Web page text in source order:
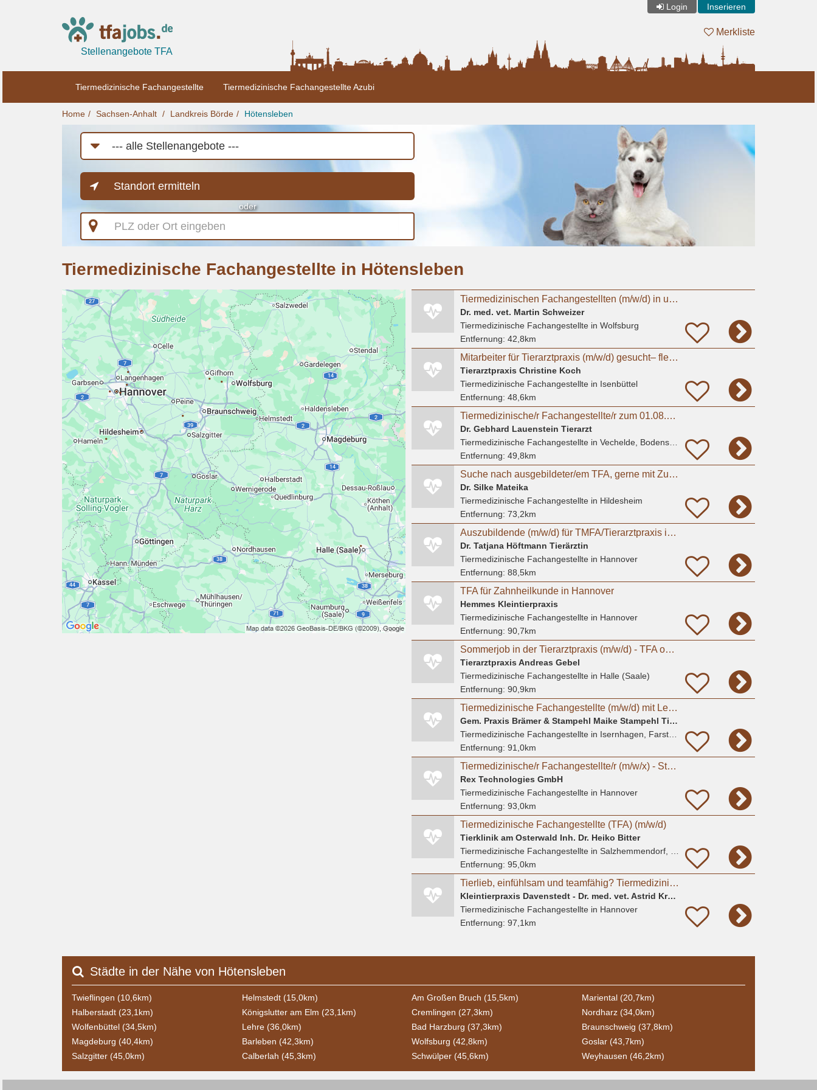
Login Inserieren
Stellenangebote TFA
Merkliste
Tiermedizinische Fachangestellte Tiermedizinische Fachangestellte Azubi
Home Sachsen-Anhalt Landkreis Börde Hötensleben
Job-
Kategorie
Standort ermitteln
oder
PLZ
oder
Ort
Tiermedizinische Fachangestellte in Hötensleben
Tiermedizinischen Fachangestellten (m/w/d) in unserer Kleintierarztpraxis in Fallersleben
Dr. med. vet. Martin Schweizer
Tiermedizinische Fachangestelltein Wolfsburg
Entfernung: 42,8km
Mitarbeiter für Tierarztpraxis (m/w/d) gesucht– flexible Arbeitszeiten, moderne Praxis
Tierarztpraxis Christine Koch
Tiermedizinische Fachangestelltein Isenbüttel
Entfernung: 48,6km
Tiermedizinische/r Fachangestellte/r zum 01.08.2026
Dr. Gebhard Lauenstein Tierarzt
Tiermedizinische Fachangestelltein Vechelde, Bodenstedt
Entfernung: 49,8km
Suche nach ausgebildeter/em TFA, gerne mit ZusatzqualifikationTierphysiotherapie
Dr. Silke Mateika
Tiermedizinische Fachangestelltein Hildesheim
Entfernung: 73,2km
Auszubildende (m/w/d) für TMFA/Tierarztpraxis in Hannover gesucht
Dr. Tatjana Höftmann Tierärztin
Tiermedizinische Fachangestelltein Hannover
Entfernung: 88,5km
TFA für Zahnheilkunde in Hannover
Hemmes Kleintierpraxis
Tiermedizinische Fachangestelltein Hannover
Entfernung: 90,7km
Sommerjob in der Tierarztpraxis (m/w/d) - TFA oder Studierende Tiermedizin
Tierarztpraxis Andreas Gebel
Tiermedizinische Fachangestelltein Halle (Saale)
Entfernung: 90,9km
Tiermedizinische Fachangestellte (m/w/d) mit Leidenschaft für Kleintiere gesucht
Gem. Praxis Brämer & Stampehl Maike Stampehl Tierarztpraxis
Tiermedizinische Fachangestelltein Isernhagen, Farster Bauerschaft
Entfernung: 91,0km
Tiermedizinische/r Fachangestellte/r (m/w/x) - Standort Hannover
Rex Technologies GmbH
Tiermedizinische Fachangestelltein Hannover
Entfernung: 93,0km
Tiermedizinische Fachangestellte (TFA) (m/w/d)
Tierklinik am Osterwald Inh. Dr. Heiko Bitter
Tiermedizinische Fachangestelltein Salzhemmendorf, Oldendorf
Entfernung: 95,0km
Tierlieb, einfühlsam und teamfähig? Tiermedizinische Fachangestellte(m/w/d), Tierpfleger*in
Kleintierpraxis Davenstedt - Dr. med. vet. Astrid Krause-Lürig
Tiermedizinische Fachangestelltein Hannover
Entfernung: 97,1km
Städte in der Nähe von Hötensleben
Twieflingen (10,6km) Helmstedt (15,0km) Am Großen Bruch (15,5km)
Mariental (20,7km)
Halberstadt (23,1km)
Königslutter am Elm (23,1km) Cremlingen (27,3km)
Nordharz (34,0km)
Wolfenbüttel (34,5km)
Lehre (36,0km) Bad Harzburg (37,3km)
Braunschweig (37,8km)
Magdeburg (40,4km)
Barleben (42,3km) Wolfsburg (42,8km)
Goslar (43,7km)
Salzgitter (45,0km)
Calberlah (45,3km) Schwülper (45,6km) Weyhausen (46,2km)